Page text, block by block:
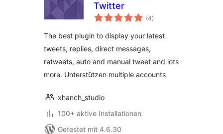
Twitter
(4Bewertungen
insgesamt
)
The best plugin to display your latest
tweets, replies, direct messages,
retweets, auto and manual tweet and lots
more. Unterstützen multiple accounts
xhanch_studio
100+ aktive Installationen
Getestet mit 4.6.30